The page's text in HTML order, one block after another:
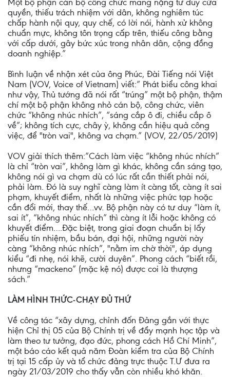
Một bộ phận cán bộ công chức mang nặng tư duy cửa
quyền, thiếu trách nhiệm với dân, không nghiêm túc
chấp hành nội quy, quy chế, có lời nói, hành xử không
chuẩn mực, không tôn trọng cấp trên, thiếu công bằng
với cấp dưới, gây bức xúc trong nhân dân, cộng đồng
doanh nghiệp.”
Bình luận về nhận xét của ông Phúc, Đài Tiếng nói Việt
Nam (VOV, Voice of Vietnam) viết:” Phát biểu công khai
như vậy, Thủ tướng đã nói rất “trúng” một bộ phận, thậm
chí một bộ phận không nhỏ cán bộ, công chức, viên
chức “không nhúc nhích”, “sáng cắp ô đi, chiều cắp ô
về”; không tích cực, chây ỳ, không cần hiệu quả công
việc, để "tròn vai", không va chạm.” (VOV, 22/05/2019)
VOV giải thích thêm:”Cách làm việc “không nhúc nhích”
là chỉ “tròn vai”, không làm gì khác, không cần sáng tạo,
không nói gì va chạm dù có lúc rất cần thiết phải nói,
phải làm. Đó là suy nghĩ càng làm ít càng tốt, càng ít sai
phạm, khuyết điểm, nhất là những việc phức tạp hoặc
cần đổi mới, thay thế…vv. Bộ phận này có tư duy “làm ít,
sai ít”, “không nhúc nhích” thì càng ít lỗi hoặc không có
khuyết điểm….Đặc biệt, trong giai đoạn chuẩn bị lấy
phiếu tín nhiệm, bầu bán, đại hội, những người này
càng “không nhúc nhích”, "nằm im chờ thời", áp dụng
kiểu “đi nhẹ, nói khẽ, cười duyên”. Phong cách “biết rồi,
nhưng “mackeno” (mặc kệ nó) được coi là thượng
sách.”
LÀM HÌNH THỨC-CHẠY ĐỦ THỨ
Về công tác “xây dựng, chỉnh đốn Đảng gắn với thực
hiện Chỉ thị 05 của Bộ Chính trị về đẩy mạnh học tập và
làm theo tư tưởng, đạo đức, phong cách Hồ Chí Minh”,
một báo cáo kết quả năm Đoàn kiểm tra của Bộ Chính
trị tại 15 cấp ủy và tổ chức đảng trực thuộc T.Ư đưa ra
ngày 21/03/2019 cho thấy vẫn còn nhiều khó khăn.